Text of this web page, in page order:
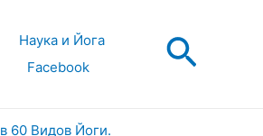
Наука и Йога
Facebook